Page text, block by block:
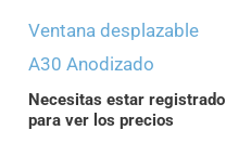
Ventana desplazable
A30 Anodizado
Necesitas estar registrado
para ver los precios